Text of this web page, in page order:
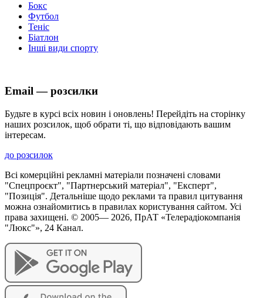
Бокс
Футбол
Теніс
Біатлон
Інші види спорту
Email — розсилки
Будьте в курсі всіх новин і оновлень! Перейдіть на сторінку
наших розсилок, щоб обрати ті, що відповідають вашим
інтересам.
до розсилок
Всі комерційні рекламні матеріали позначені словами
"Спецпроєкт", "Партнерський матеріал", "Експерт",
"Позиція". Детальніше щодо реклами та правил цитування
можна ознайомитись в правилах користування сайтом. Усі
права захищені. © 2005— 2026, ПрАТ «Телерадіокомпанія
"Люкс"», 24 Канал.